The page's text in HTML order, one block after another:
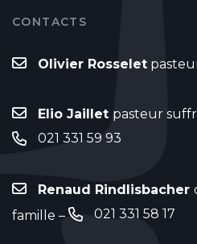
CONTACTS
Olivier Rosselet
Elio Jaillet pasteur
021 331 59 93
Renaud Rindlisbacher
famille –
021 331 58 17